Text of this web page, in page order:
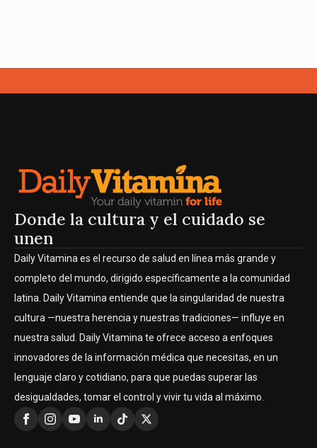
Donde la cultura y el cuidado se
unen
Daily Vitamina es el recurso de salud en línea más grande y
completo del mundo, dirigido específicamente a la comunidad
latina. Daily Vitamina entiende que la singularidad de nuestra
cultura —nuestra herencia y nuestras tradiciones— influye en
nuestra salud. Daily Vitamina te ofrece acceso a enfoques
innovadores de la información médica que necesitas, en un
lenguaje claro y cotidiano, para que puedas superar las
desigualdades, tomar el control y vivir tu vida al máximo.